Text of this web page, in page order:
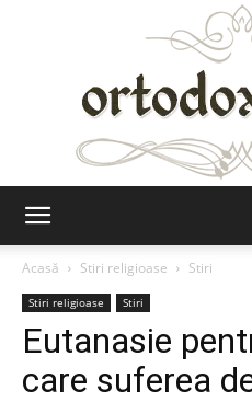
Acasă
Stiri religioase Stiri
Stiri religioase Stiri
Eutanasie
care suferea